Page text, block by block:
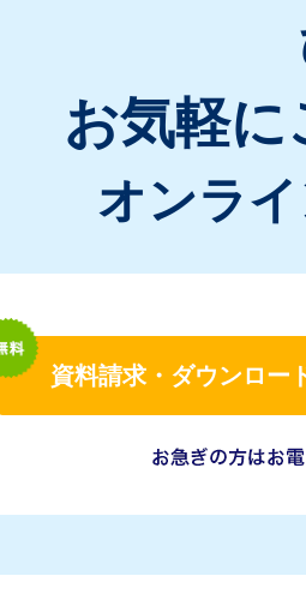
お気軽
オンラ
資料請求・ダウンロー